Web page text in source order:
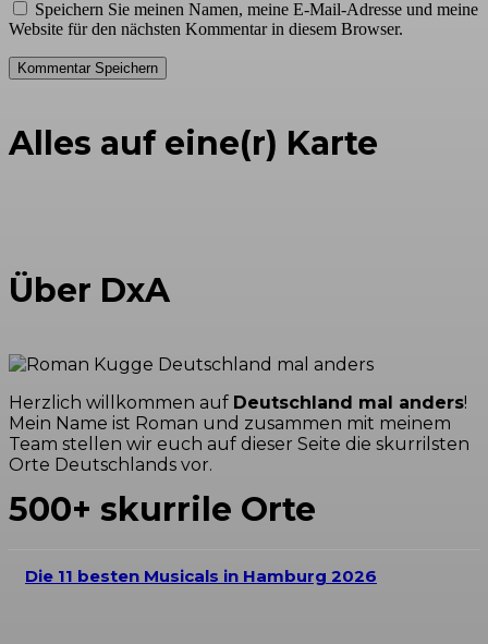
Speichern Sie meinen Namen, meine E-Mail-Adresse und meine
Website für den nächsten Kommentar in diesem Browser.
Alles auf eine(r) Karte
Über DxA
Herzlich willkommen auf Deutschland mal anders!
Mein Name ist Roman und zusammen mit meinem
Team stellen wir euch auf dieser Seite die skurrilsten
Orte Deutschlands vor.
500+ skurrile Orte
Die 11 besten Musicals in Hamburg 2026